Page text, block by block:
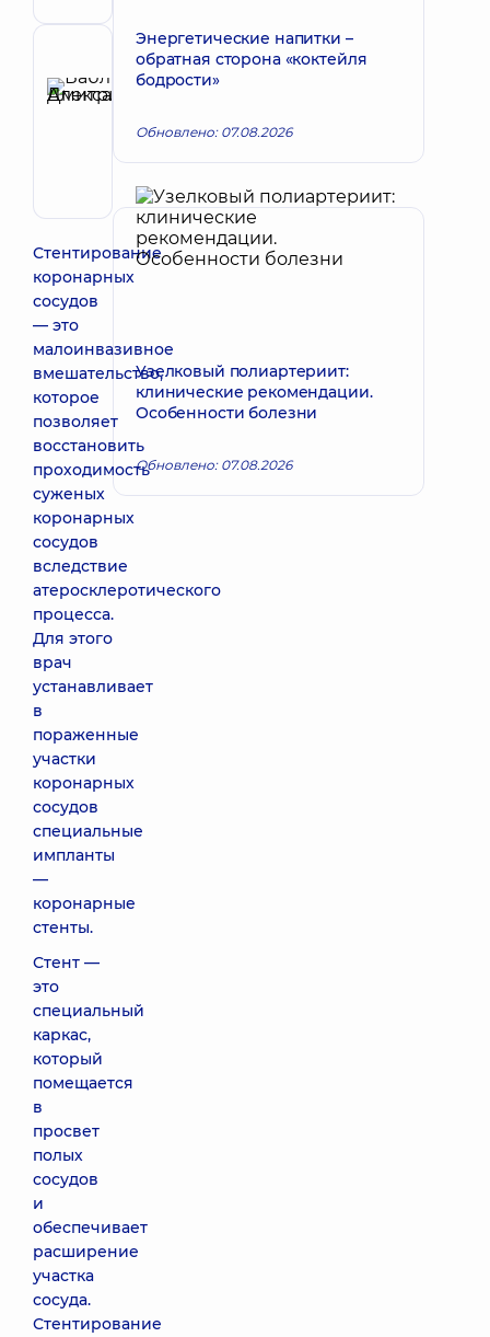
Рецензент
Бабляк
Дмитриевич
Хирург
сердечно-
сосудистый
Стентирование
коронарных
сосудов
— это
малоинвазивное
вмешательство,
которое
позволяет
восстановить
проходимость
суженых
коронарных
сосудов
вследствие
атеросклеротического
процесса.
Для этого
врач
устанавливает
в
пораженные
участки
коронарных
сосудов
специальные
импланты
—
коронарные
стенты.
Стент —
это
специальный
каркас,
который
помещается
в
просвет
полых
сосудов
и
обеспечивает
расширение
участка
сосуда.
Стентирование
Энергетические напитки –
обратная сторона «коктейля
бодрости»
Обновлено: 07.08.2026
Узелковый полиартериит:
клинические рекомендации.
Особенности болезни
Обновлено: 07.08.2026